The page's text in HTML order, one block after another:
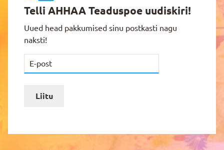
Telli AHHAA Teaduspoe uudiskiri!
Uued head pakkumised sinu postkasti nagu
naksti!
Liitu